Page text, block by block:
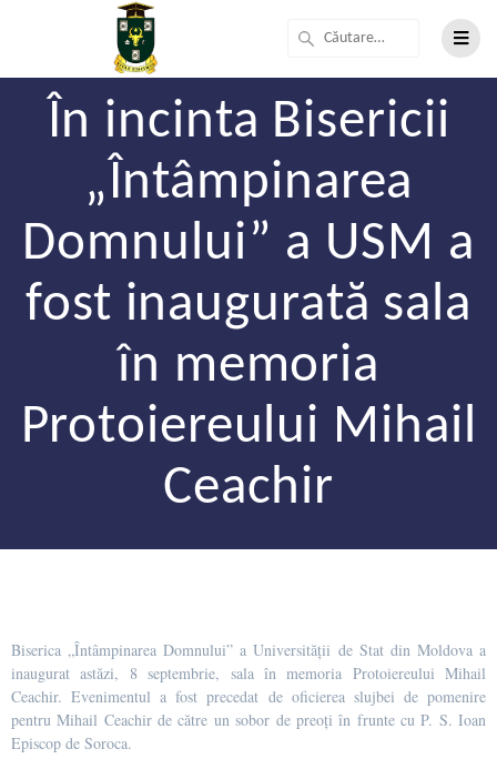
În incinta Bisericii
„Întâmpinarea
Domnului” a USM a
fost inaugurată sala
în memoria
Protoiereului Mihail
Ceachir
Biserica „Întâmpinarea Domnului” a Universității de Stat din Moldova a
inaugurat astăzi, 8 septembrie, sala în memoria Protoiereului Mihail
Ceachir. Evenimentul a fost precedat de oficierea slujbei de pomenire
pentru Mihail Ceachir de către un sobor de preoți în frunte cu P. S. Ioan
Episcop de Soroca.